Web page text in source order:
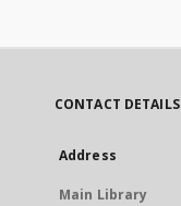
CONTACT DETAILS
Address
Main Library